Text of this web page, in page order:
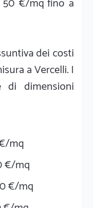
dei costi
a Vercelli. I
dimensioni
mq
€/mq
€/mq